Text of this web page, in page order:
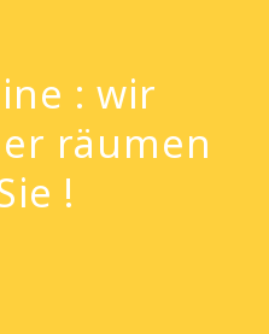
: wir
räumen
!